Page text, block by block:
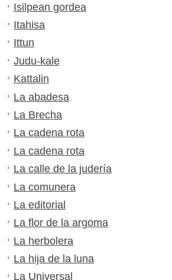
Isilpean gordea
Itahisa
Ittun
Judu-kale
Kattalin
La abadesa
La Brecha
La cadena rota
La cadena rota
La calle de la judería
La comunera
La editorial
La flor de la argoma
La herbolera
La hija de la luna
La Universal